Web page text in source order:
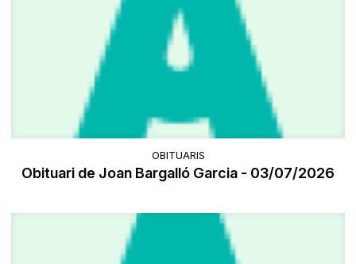
OBITUARIS
Obituari de Joan Bargalló Garcia - 03/07/2026